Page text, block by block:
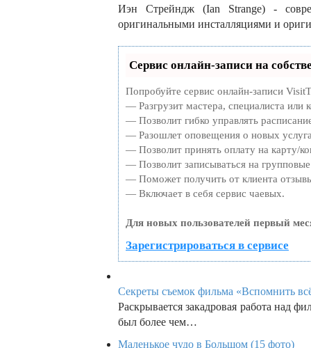
Иэн Стрейндж (Ian Strange) -
оригинальными инсталляциями и
Сервис онлайн-записи на
Попробуйте сервис онлайн-записи
— Разгрузит мастера, специалиста или
— Позволит гибко управлять
— Разошлет оповещения о новых
— Позволит принять оплату на карту/
— Позволит записываться на
— Поможет получить от клиента
— Включает в себя сервис чаевых.
Для новых пользователей первый
Зарегистрироваться в сервисе
Секреты съемок фильма «Вспомнить
Раскрывается закадровая работа над
был более чем…
Маленькое чудо в Большом (15 фото)